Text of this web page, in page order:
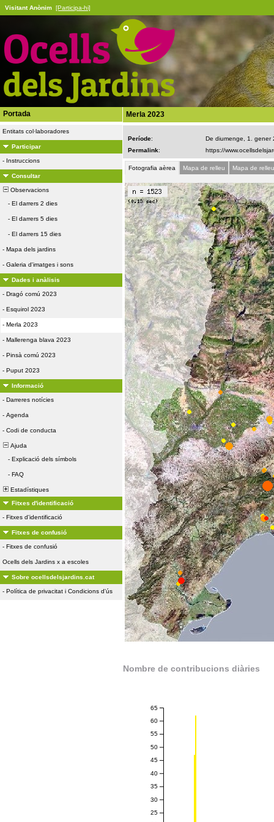
Visitant Anònim [Participa-hi]
Portada
Entitats col·laboradores
Participar
- Instruccions
Consultar
Observacions
- El darrers 2 dies
- El darrers 5 dies
- El darrers 15 dies
- Mapa dels jardins
- Galeria d'imatges i sons
Dades i anàlisis
- Dragó comú 2023
- Esquirol 2023
- Merla 2023
- Mallerenga blava 2023
- Pinsà comú 2023
- Puput 2023
Informació
- Darreres notícies
- Agenda
- Codi de conducta
Ajuda
- Explicació dels símbols
- FAQ
Estadístiques
Fitxes d'identificació
- Fitxes d'identificació
Fitxes de confusió
- Fitxes de confusió
Ocells dels Jardins x a escoles
Sobre ocellsdelsjardins.cat
- Política de privacitat i Condicions d'ús
Merla 2023
Període:
De diumenge, 1. gener
Permalink:
Fotografia aèrea Mapa de relleu Mapa de
Nombre de contribucions diàries
25
30
35
40
45
50
55
60
65